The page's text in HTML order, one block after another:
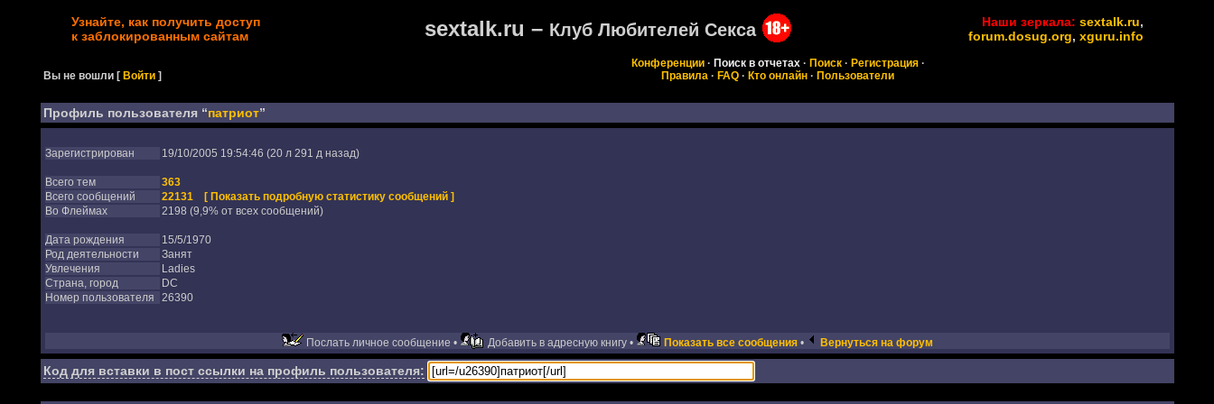
Узнайте, как получить доступ
к заблокированным сайтам
sextalk.ru – Клуб Любителей Секса Наши зеркала: sextalk.ru,
forum.dosug.org, xguru.info
Вы не вошли [Войти ]
Конференции· Поиск в отчетах· Поиск· Регистрация·
Правила · FAQ · Кто онлайн · Пользователи
Профиль пользователя “патриот”
Зарегистрирован 19/10/2005 19:54:46 (20 л 291 д назад)
Всего тем
363
Всего сообщений
22131
[ Показать подробную статистику сообщений ]
Во Флеймах
2198 (9,9% от всех сообщений)
Дата рождения
15/5/1970
Род деятельности
Занят
Увлечения
Ladies
Страна, город
DC
Номер пользователя
26390
Послать личное сообщение • Добавить в адресную книгу • Показать все сообщения• Вернуться на форум
Код для вставки в пост ссылки на профиль пользователя: